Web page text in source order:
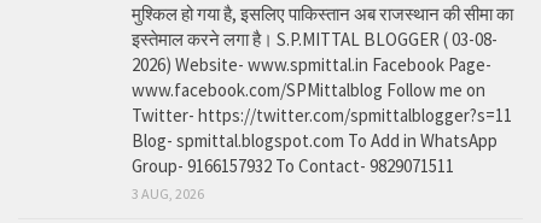
मुश्किल हो गया है, इसलिए पाकिस्तान अब राजस्थान की सीमा का
इस्तेमाल करने लगा है। S.P.MITTAL BLOGGER ( 03-08-
2026) Website- www.spmittal.in Facebook Page-
www.facebook.com/SPMittalblog Follow me on
Twitter- https://twitter.com/spmittalblogger?s=11
Blog- spmittal.blogspot.com To Add in WhatsApp
Group- 9166157932 To Contact- 9829071511
3 AUG, 2026